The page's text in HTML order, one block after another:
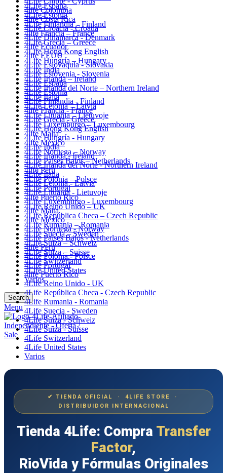
4Life España
4Life Estonia
4Life Finlandia – Finland
4life Francia – France
4Life Grecia – Greece
4Life Hong Kong English
4Life Hungría – Hungary
4Life India
4Life Irlanda – Ireland
4Life Irlanda del Norte – Northern Ireland
4Life Italia
4Life Letonia – Latvia
4Life Lituania – Lietuvoje
4Life Luxemburgo – Luxembourg
4life Malta
4life México
4Life Noruega – Norway
4Life Paises Bajos – Netherlands
4life Perú
4Life Polonia – Polsce
4Life Portugal
4life Puerto Rico
4Life Reino Unido – UK
4Life República Checa – Czech Republic
4Life Rumania – Romania
4Life Suecia – Sweden
4Life Suiza – Schweiz
4Life Suiza – Suisse
4Life Switzerland
4Life United States
Varios
Search
Menu
4life Colombia
4life Costa Rica
4Life Croacia - Croatia
4Life Dinamarca - Denmark
4life Ecuador
4life EEUU
4Life Eslovaquia - Slovakia
4Life Eslovenia - Slovenia
4Life España
4Life Estonia
4Life Finlandia - Finland
4life Francia - France
4Life Grecia - Greece
4Life Hong Kong English
4Life Hungría - Hungary
4Life India
4Life Irlanda - Ireland
4Life Irlanda del Norte - Northern Ireland
4Life Italia
4Life Letonia - Latvia
4Life Lituania - Lietuvoje
4Life Luxemburgo - Luxembourg
4life Malta
4life México
4Life Noruega - Norway
4Life Paises Bajos - Netherlands
4life Perú
4Life Polonia - Polsce
4Life Portugal
4life Puerto Rico
4Life Reino Unido - UK
4Life República Checa - Czech Republic
4Life Rumania - Romania
4Life Suecia - Sweden
4Life Suiza - Schweiz
4Life Suiza - Suisse
4Life Switzerland
4Life United States
Varios
✔ TIENDA OFICIAL · 4LIFE STORE ·
DISTRIBUIDOR INTERNACIONAL
Tienda 4Life: Compra Transfer
Factor,
RioVida y Fórmulas Originales